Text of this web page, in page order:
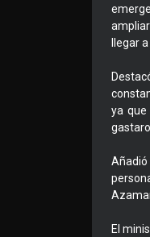
llegar
ya que
Añadió
El